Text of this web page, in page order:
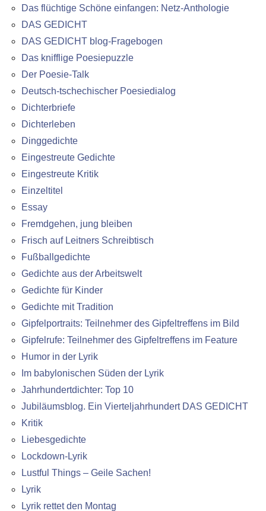
Das flüchtige Schöne einfangen: Netz-Anthologie
DAS GEDICHT
DAS GEDICHT blog-Fragebogen
Das knifflige Poesiepuzzle
Der Poesie-Talk
Deutsch-tschechischer Poesiedialog
Dichterbriefe
Dichterleben
Dinggedichte
Eingestreute Gedichte
Eingestreute Kritik
Einzeltitel
Essay
Fremdgehen, jung bleiben
Frisch auf Leitners Schreibtisch
Fußballgedichte
Gedichte aus der Arbeitswelt
Gedichte für Kinder
Gedichte mit Tradition
Gipfelportraits: Teilnehmer des Gipfeltreffens im Bild
Gipfelrufe: Teilnehmer des Gipfeltreffens im Feature
Humor in der Lyrik
Im babylonischen Süden der Lyrik
Jahrhundertdichter: Top 10
Jubiläumsblog. Ein Vierteljahrhundert DAS GEDICHT
Kritik
Liebesgedichte
Lockdown-Lyrik
Lustful Things – Geile Sachen!
Lyrik
Lyrik rettet den Montag